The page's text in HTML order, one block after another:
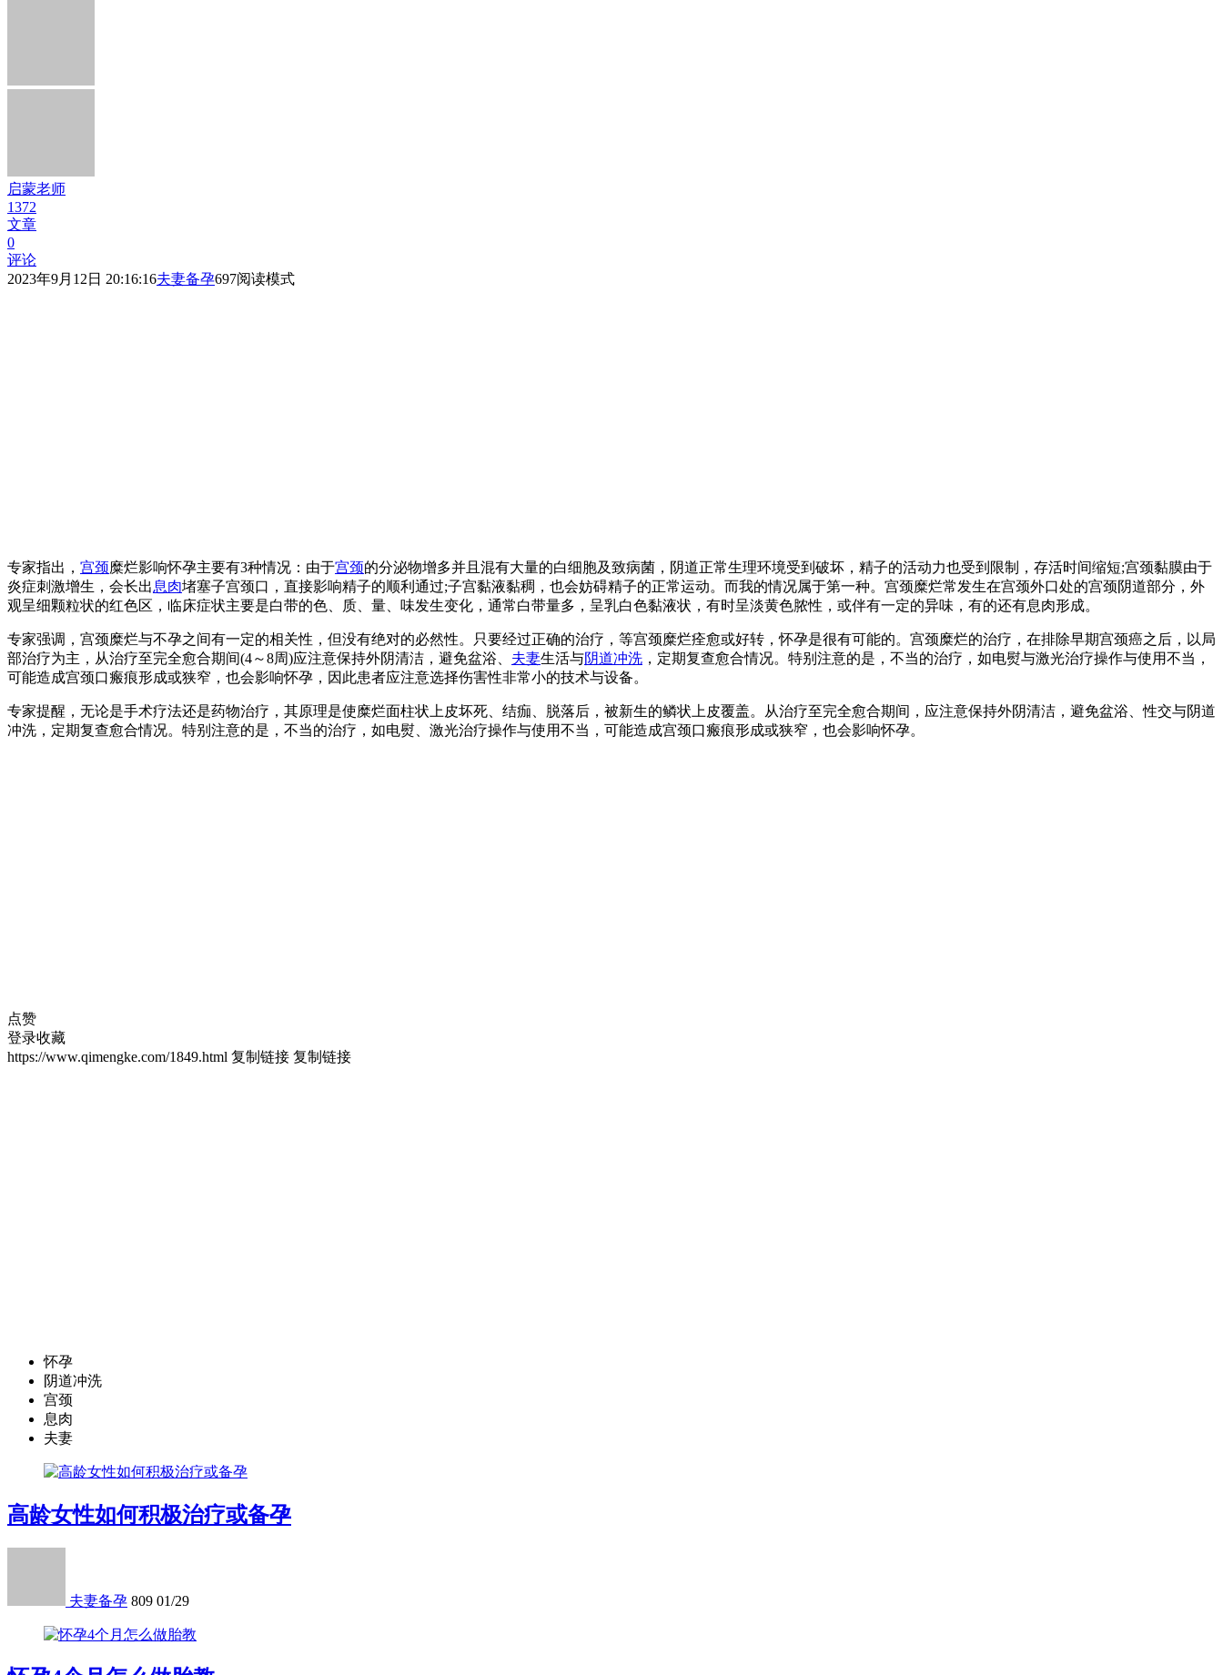
启蒙老师
1372
文章
0
评论
2023年9月12日 20:16:16夫妻备孕697阅读模式
专家指出， 宫颈糜烂影响怀孕主要有3种情况：由于宫颈的分泌物增多并且混有大量的白细胞及致病菌，阴道正常生理环境受到破坏，精子的活动力也受到限制，存活时间缩短;宫颈黏膜由于
炎症刺激增生，会长出息肉堵塞子宫颈口，直接影响精子的顺利通过;子宫黏液黏稠，也会妨碍精子的正常运动。而我的情况属于第一种。宫颈糜烂常发生在宫颈外口处的宫颈阴道部分，外
观呈细颗粒状的红色区，临床症状主要是白带的色、质、量、味发生变化，通常白带量多，呈乳白色黏液状，有时呈淡黄色脓性，或伴有一定的异味，有的还有息肉形成。
专家强调，宫颈糜烂与不孕之间有一定的相关性，但没有绝对的必然性。只要经过正确的治疗，等宫颈糜烂痊愈或好转，怀孕是很有可能的。宫颈糜烂的治疗，在排除早期宫颈癌之后，以局
部治疗为主，从治疗至完全愈合期间(4～8周)应注意保持外阴清洁，避免盆浴、 夫妻生活与阴道冲洗 ，定期复查愈合情况。特别注意的是，不当的治疗，如电熨与激光治疗操作与使用不当，
可能造成宫颈口瘢痕形成或狭窄，也会影响怀孕，因此患者应注意选择伤害性非常小的技术与设备。
专家提醒，无论是手术疗法还是药物治疗，其原理是使糜烂面柱状上皮坏死、结痂、脱落后，被新生的鳞状上皮覆盖。从治疗至完全愈合期间，应注意保持外阴清洁，避免盆浴、性交与阴道
冲洗，定期复查愈合情况。特别注意的是，不当的治疗，如电熨、激光治疗操作与使用不当，可能造成宫颈口瘢痕形成或狭窄，也会影响怀孕。
点赞
登录收藏
https://www.qimengke.com/1849.html 复制链接 复制链接
怀孕
阴道冲洗
宫颈
息肉
夫妻
高龄女性如何积极治疗或备孕
夫妻备孕 809 01/29